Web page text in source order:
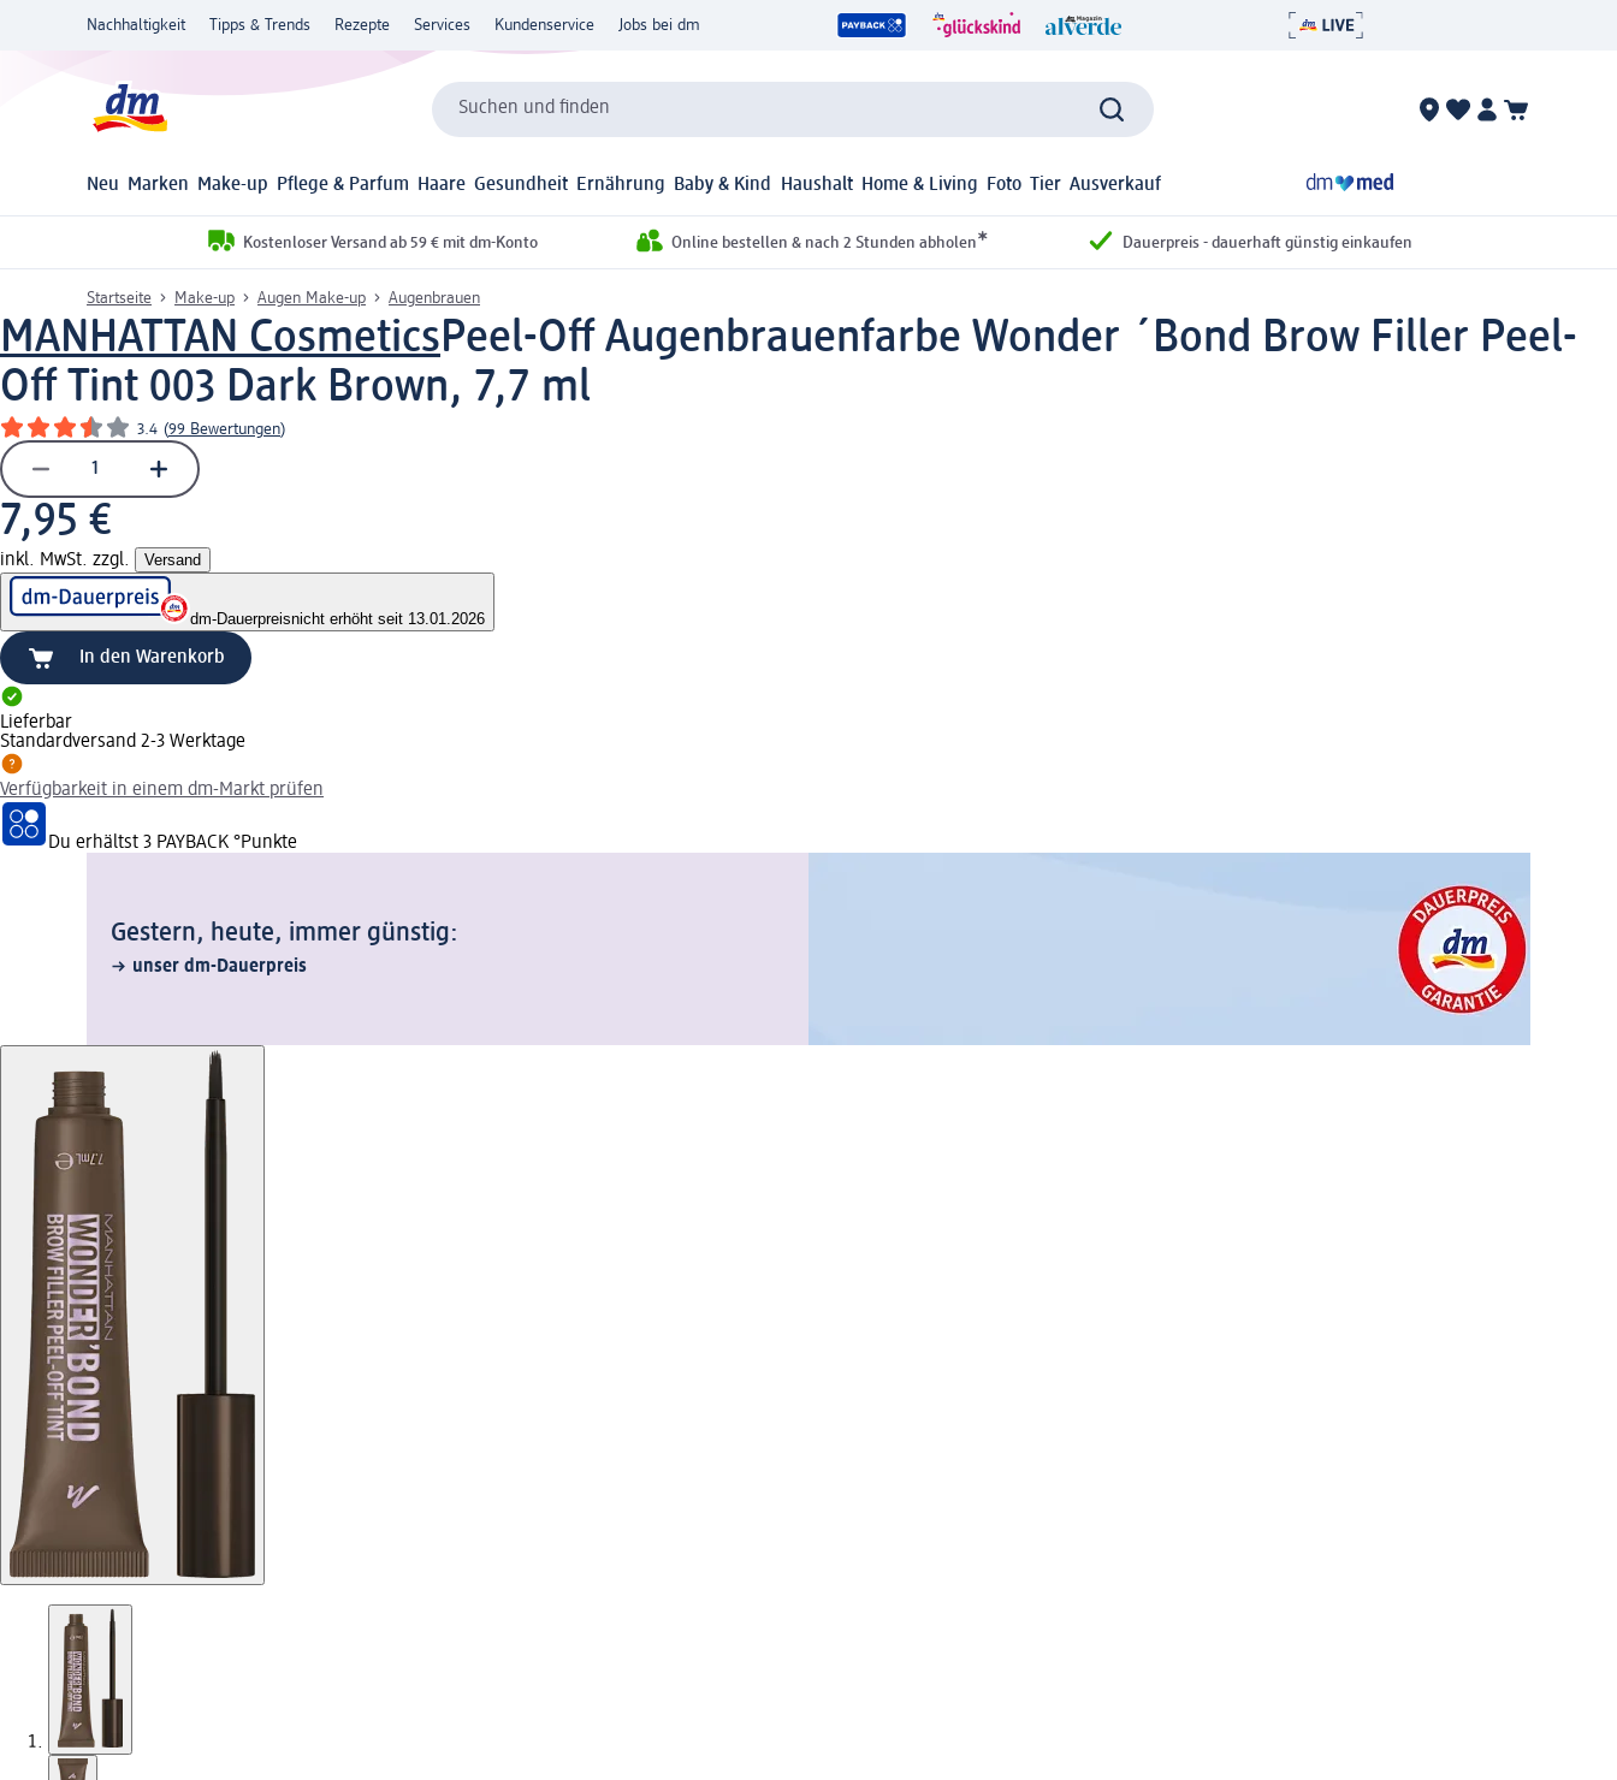
Nachhaltigkeit Tipps & Trends Rezepte Services Kundenservice Jobs bei dm
Suchen und finden
Neu Marken Make-up Pflege & Parfum Haare Gesundheit Ernährung Baby & Kind Haushalt Home & Living Foto Tier Ausverkauf
Kostenloser Versand ab 59 € mit dm-Konto Online bestellen & nach 2 Stunden abholen* Dauerpreis - dauerhaft günstig einkaufen
Startseite Make-up Augen Make-up Augenbrauen
MANHATTAN CosmeticsPeel-Off Augenbrauenfarbe Wonder ´Bond Brow Filler Peel-
Off Tint 003 Dark Brown, 7,7 ml
3.4 (99 Bewertungen)
7,95 €
inkl. MwSt. zzgl. Versand
dm-Dauerpreisnicht erhöht seit 13.01.2026
In den Warenkorb
Lieferbar
Standardversand 2-3 Werktage
Verfügbarkeit in einem dm-Markt prüfen
Du erhältst 3 PAYBACK °Punkte
Gestern, heute, immer günstig:
unser dm-Dauerpreis